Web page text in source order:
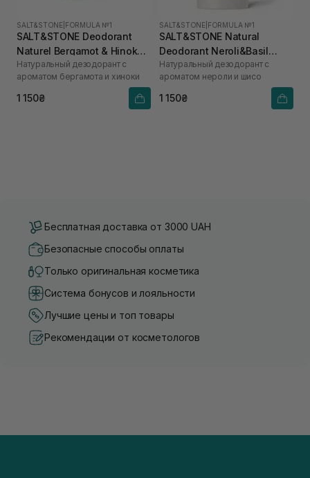
SALT&STONE FORMULA №1
SALT&STONE Deodorant
Naturel Bergamot & Hinoka
Formula №1 75 г
Натуральный дезодорант с
ароматом бергамота и хиноки
1 150₴
SALT&STONE FORMULA №1
SALT&STONE Natural
Deodorant Neroli&Basil
Formula №1
Натуральный дезодорант с
ароматом нероли и шисо
1 150₴
Бесплатная доставка от 3000 UAH
Безопасные способы оплаты
Только оригинальная косметика
Система бонусов и лояльности
Лучшие цены и топ товары
Рекомендации от косметологов